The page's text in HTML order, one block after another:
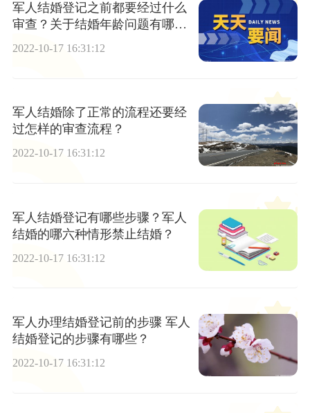
军人结婚登记之前都要经过什么
审查？关于结婚年龄问题有哪
些？
2022-10-17 16:31:12
军人结婚除了正常的流程还要经
过怎样的审查流程？
2022-10-17 16:31:12
军人结婚登记有哪些步骤？军人
结婚的哪六种情形禁止结婚？
2022-10-17 16:31:12
军人办理结婚登记前的步骤 军人
结婚登记的步骤有哪些？
2022-10-17 16:31:12